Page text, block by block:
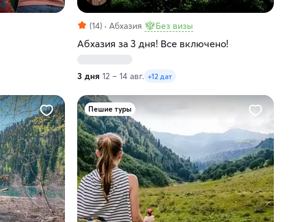
(14) Абхазия Без визы
Абхазия за 3 дня! Все включено!
3 дня 12 – 14 авг. +12 дат
Пешие туры